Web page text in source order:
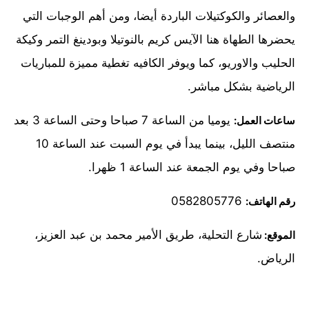
والعصائر والكوكتيلات الباردة أيضا، ومن أهم الوجبات التي
يحضرها الطهاة هنا الآيس كريم بالنوتيلا وبودينغ التمر وكيكة
الحليب والاوريو، كما ويوفر الكافيه تغطية مميزة للمباريات
الرياضية بشكل مباشر.
ساعات العمل:
يوميا من الساعة 7 صباحا وحتى الساعة 3 بعد
منتصف الليل، بينما يبدأ في يوم السبت عند الساعة 10
صباحا وفي يوم الجمعة عند الساعة 1 ظهرا.
رقم الهاتف:
الموقع: شارع التحلية، طريق الأمير محمد بن عبد العزيز،
الرياض.